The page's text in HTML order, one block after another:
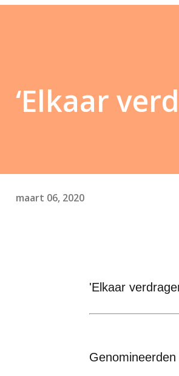
‘Elkaar
maart 06, 2020
'Elkaar